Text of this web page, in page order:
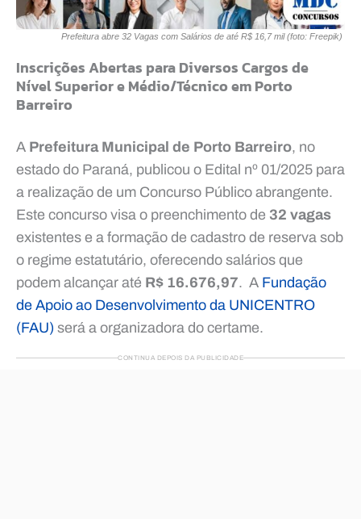
Prefeitura abre 32 Vagas com Salários de até R$ 16,7 mil (foto: Freepik)
Inscrições Abertas para Diversos Cargos de
Nível Superior e Médio/Técnico em Porto
Barreiro
A Prefeitura Municipal de Porto Barreiro, no
estado do Paraná, publicou o Edital nº 01/2025 para
a realização de um Concurso Público abrangente.
Este concurso visa o preenchimento de 32 vagas
existentes e a formação de cadastro de reserva sob
o regime estatutário, oferecendo salários que
podem alcançar até R$ 16.676,97. A Fundação
de Apoio ao Desenvolvimento da UNICENTRO
(FAU) será a organizadora do certame.
CONTINUA DEPOIS DA PUBLICIDADE